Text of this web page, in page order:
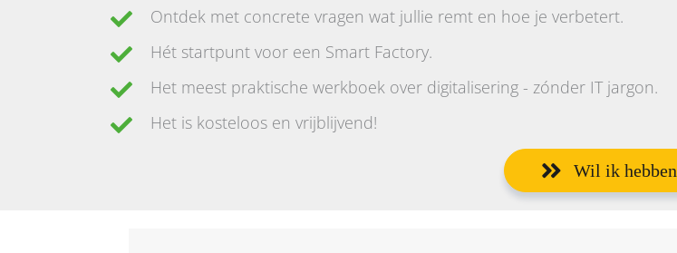
Ontdek met concrete vragen wat jullie remt en hoe je verbetert.
Hét startpunt voor een Smart Factory.
Het meest praktische werkboek over digitalisering - zónder IT jargon.
Het is kosteloos en vrijblijvend!
Wil ik hebben